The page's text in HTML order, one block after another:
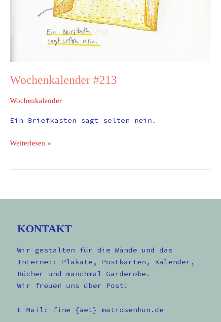
Wochenkalender #213
Wochenkalender
Ein Briefkasten sagt selten nein.
Weiterlesen »
KONTAKT
Wir gestalten für die Wände und das
Internet: Plakate, Postkarten, Kalender,
Bücher und manchmal Garderobe.
Wir freuen uns über Post!
E-Mail: fine {aet} matrosenhun.de